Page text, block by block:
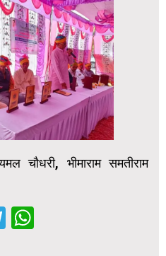
चौधरी, भीमाराम समतीराम
Telegram